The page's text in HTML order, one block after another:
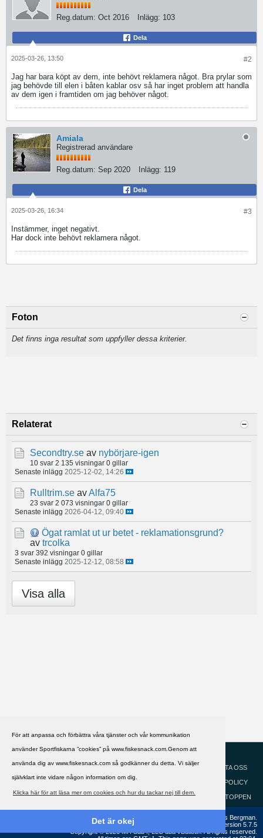
För att anpassa och förbättra våra tjänster och vår kommunikation
använder Sportfiskarna ”cookies” på www.fiskesnack.com.Genom att
använda dig av www.fiskesnack.com så godkänner du detta. Vi säljer
självklart inte vidare någon information om dig.
Klicka här för att läsa mer om cookies och hur du tackar nej till dem.
Det är okej
Reg.datum: Oct 2016 Inlägg: 103
Dela
#2
2025-03-26, 13:50
Jag har bara köpt av dem, inte behövt reklamera något. Bra prylar som
jag behövde till elen i båten kablar osv så har inget problem att handla
av dem igen i framtiden om jag behöver något.
Amiala
Registrerad användare
Reg.datum: Sep 2020 Inlägg: 119
Dela
#3
2025-03-26, 16:34
Instämmer, inget negativt.
Har dock inte behövt reklamera något.
Foton
Det finns inga resultat som uppfyller dessa kriterier.
Relaterat
Secondtry.se av nybörjare-igen
10 svar 2 135 visningar 0 gillar
Senaste inlägg 2025-12-02, 14:26
Rulltrim.se avAlfa75
23 svar 2 073 visningar 0 gillar
Senaste inlägg 2026-04-12, 09:40
Ögat ramlat ut ur betet - reklamationsgrund?
av trcolka
3 svar 392 visningar 0 gillar
Senaste inlägg 2025-12-12, 08:58
Visa alla
HJÄLP
KONTAKTA OSS
COOKIEPOLICY
GÅ TILL TOPPEN
Copyright ©2002 - 2021, FiskeSnack.com. Grundad 2002 av Anders Bergman.
Version 5.7.5
Copyright © 2026 MH Sub I, LLC dba vBulletin. All rights reserved.